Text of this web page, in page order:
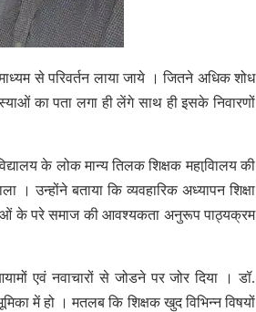
से परिवर्तन लाया जाये । जितने अधिक शोध
का पता लगा ही लेंगे साथ ही इसके निवारणों
के लोक मान्य तिलक शिक्षक महावि़ालय की
। उन्होंने बताया कि व्यवहारिक अध्यापन शिक्षा
के परे समाज की आवश्यकता अनुरूप पाठ्यक्रम
एवं नवाचारों से जोडने पर जोर दिया । डॉ.
में हो । मतलब कि शिक्षक खुद विभिन्न विषयों